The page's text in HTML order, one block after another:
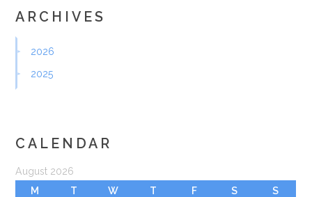
ARCHIVES
2026
2025
CALENDAR
August 2026
M
T W T F S
S